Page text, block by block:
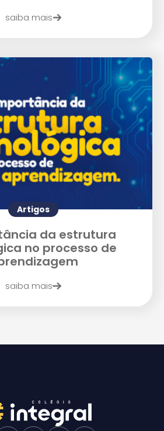
saiba mais
Artigos
da estrutura
no processo de
saiba mais